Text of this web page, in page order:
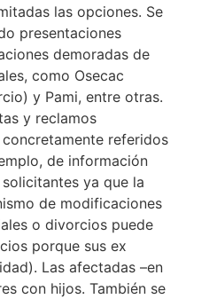
las opciones. Se
presentaciones
demoradas de
como Osecac
y Pami, entre otras.
y reclamos
referidos
de información
ya que la
de modificaciones
o divorcios puede
porque sus ex
Las afectadas –en
con hijos. También se